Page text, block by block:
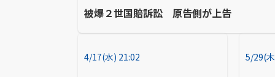
被爆２世国賠訴訟 原告側が上告
4/17(水) 21:02 5/29(